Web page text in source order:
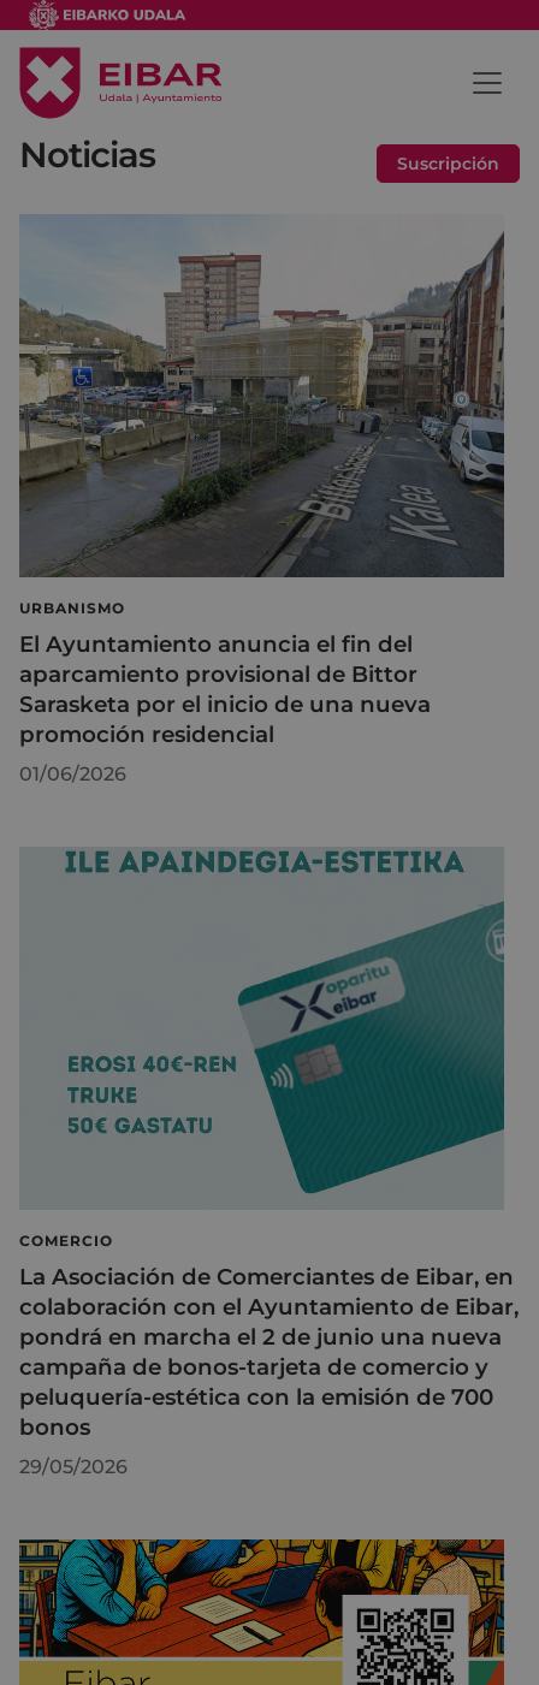
Noticias Suscripción
URBANISMO
El Ayuntamiento anuncia el fin del
aparcamiento provisional de Bittor
Sarasketa por el inicio de una nueva
promoción residencial
01/06/2026
COMERCIO
La Asociación de Comerciantes de Eibar, en
colaboración con el Ayuntamiento de Eibar,
pondrá en marcha el 2 de junio una nueva
campaña de bonos-tarjeta de comercio y
peluquería-estética con la emisión de 700
bonos
29/05/2026